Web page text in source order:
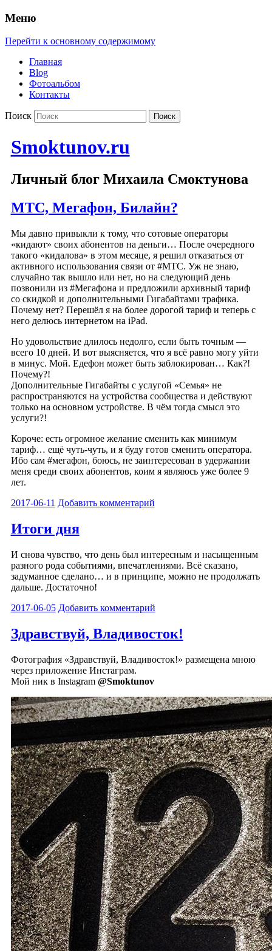
Меню
Перейти к основному содержимому
Главная
Blog
Фотоальбом
Контакты
Поиск
Smoktunov.ru
Личный блог Михаила Смоктунова
МТС, Мегафон, Билайн?
Мы давно привыкли к тому, что сотовые операторы
«кидают» своих абонентов на деньги… После очередного
такого «кидалова» в этом месяце, я решил отказаться от
активного использования связи от #МТС. Уж не знаю,
случайно так вышло или нет, но на следующий день
позвонили из #Мегафона и предложили архивный тариф
со скидкой и дополнительными Гигабайтами трафика.
Почему нет? Перешёл я на более дорогой тариф и теперь с
него делюсь интернетом на iPad.
Но удовольствие длилось недолго, если быть точным —
всего 10 дней. И вот выясняется, что я всё равно могу уйти
в минус. Мой. Едефон может быть заблокирован… Как?!
Почему?!
Дополнительные Гигабайты с услугой «Семья» не
распространяются на устройства сообщества и действуют
только на основном устройстве. В чём тогда смысл это
услуги?!
Короче: есть огромное желание сменить как минимум
тариф… ещё чуть-чуть, и я буду готов сменить оператора.
Ибо сам #мегафон, боюсь, не заинтересован в удержании
меня среди своих абонентов, коим я являюсь уже более 9
лет.
2017-06-11 Добавить комментарий
Итоги дня
И снова чувство, что день был интересным и насыщенным
разного рода событиями, впечатлениями. Всё сказано,
задуманное сделано… и в принципе, можно не продолжать
дальше. Достаточно!
2017-06-05 Добавить комментарий
Здравствуй, Владивосток!
Фотография «Здравствуй, Владивосток!» размещена мною
через приложение Инстаграм.
Мой ник в Instagram @Smoktunov